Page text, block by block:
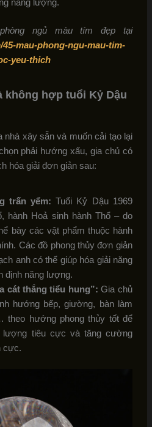
ngủ màu tím đẹp tại
mau-phong-ngu-mau-tim-
yeu-thich
không hợp tuổi Kỷ Dậu
xây sẵn và muốn cải tạo lại
phải hướng xấu, gia chủ có
hóa giải đơn giản sau:
trấn yểm: Tuổi Kỷ Dậu 1969
hành Hoả sinh hành Thổ – do
bày các vật phẩm thuộc hành
Các đồ phong thủy đơn giản
anh có thể giúp hóa giải năng
định năng lượng.
cát thắng tiểu hung”: Gia chủ
hướng bếp, giường, bàn làm
theo hướng phong thủy tốt để
lượng tiêu cực và tăng cường
cực.